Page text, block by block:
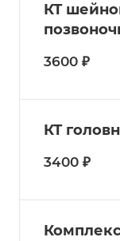
КТ
3600 ₽
КТ
3400 ₽